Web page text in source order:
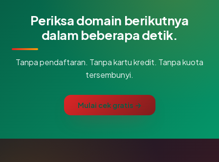
Periksa domain berikutnya
dalam beberapa detik.
Tanpa pendaftaran. Tanpa kartu kredit. Tanpa kuota
tersembunyi.
Mulai cek gratis →